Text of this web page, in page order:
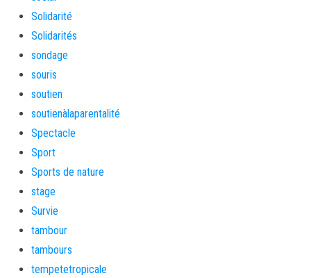
Solidarité
Solidarités
sondage
souris
soutien
soutienàlaparentalité
Spectacle
Sport
Sports de nature
stage
Survie
tambour
tambours
tempetetropicale